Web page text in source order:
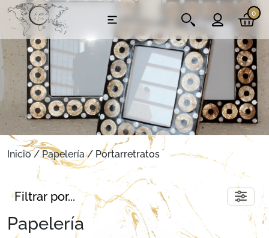
0
Inicio/Papelería/ Portarretratos
Filtrar por...
Papelería